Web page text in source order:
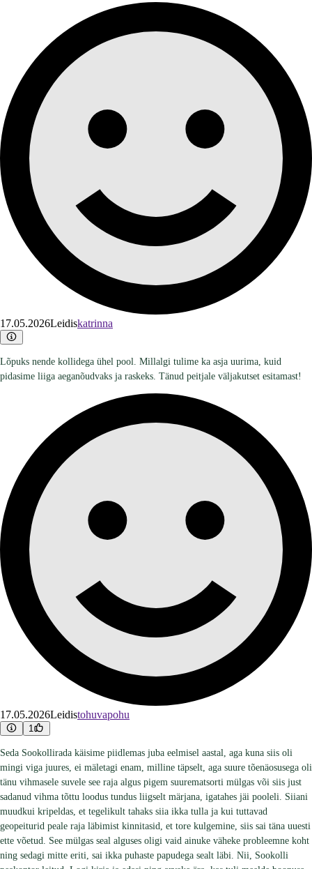
17.05.2026Leidiskatrinna
Lõpuks nende kollidega ühel pool. Millalgi tulime ka asja uurima, kuid
pidasime liiga aeganõudvaks ja raskeks. Tänud peitjale väljakutset esitamast!
17.05.2026Leidistohuvapohu
1
Seda Sookollirada käisime piidlemas juba eelmisel aastal, aga kuna siis oli
mingi viga juures, ei mäletagi enam, milline täpselt, aga suure tõenäosusega oli
tänu vihmasele suvele see raja algus pigem suurematsorti mülgas või siis just
sadanud vihma tõttu loodus tundus liigselt märjana, igatahes jäi pooleli. Siiani
muudkui kripeldas, et tegelikult tahaks siia ikka tulla ja kui tuttavad
geopeiturid peale raja läbimist kinnitasid, et tore kulgemine, siis sai täna uuesti
ette võetud. See mülgas seal alguses oligi vaid ainuke väheke probleemne koht
ning sedagi mitte eriti, sai ikka puhaste papudega sealt läbi. Nii, Sookolli